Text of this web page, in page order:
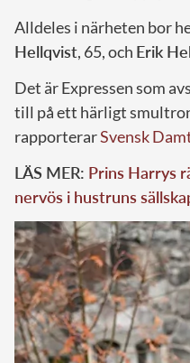
Alldeles i närheten bor
Hellqvist, 65, och Erik
Det är Expressen som
till på ett härligt
rapporterarSvensk
LÄS MER: Prins Harrys
nervös i hustruns